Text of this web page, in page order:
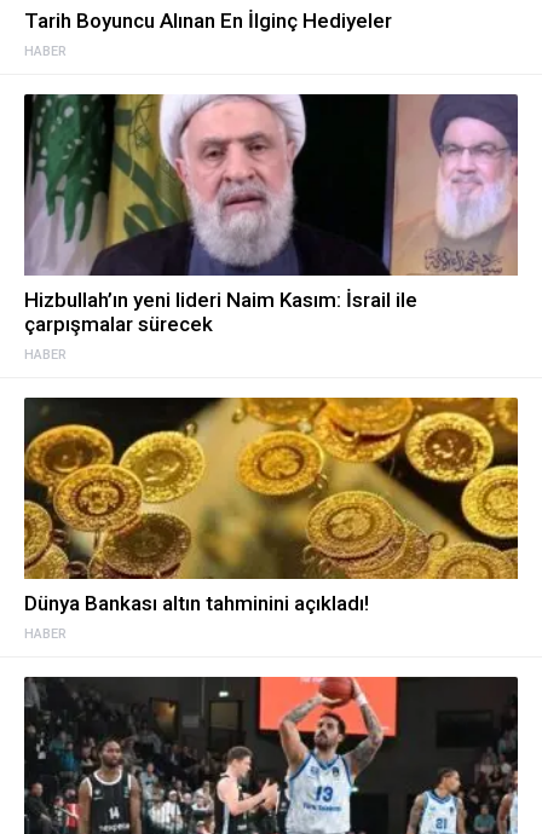
HABER
Tarih Boyuncu Alınan En İlginç Hediyeler
HABER
Hizbullah’ın yeni lideri Naim Kasım: İsrail ile
çarpışmalar sürecek
HABER
Dünya Bankası altın tahminini açıkladı!